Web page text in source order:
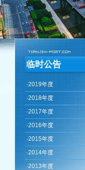
临时公告
·2019年度
·2018年度
·2017年度
·2016年度
·2015年度
·2014年度
·2013年度